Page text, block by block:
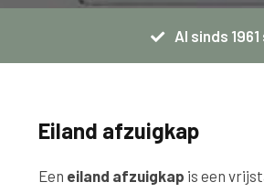
Al sinds
Eiland afzuigkap
Een eiland afzuigkap is een